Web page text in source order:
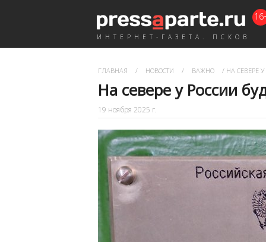
ИНТЕРНЕТ-ГАЗЕТА. ПСКОВ
ГЛАВНАЯ / НОВОСТИ / ВАЖНО / НА СЕВЕРЕ
На севере у России
19 ноября 2025 г.